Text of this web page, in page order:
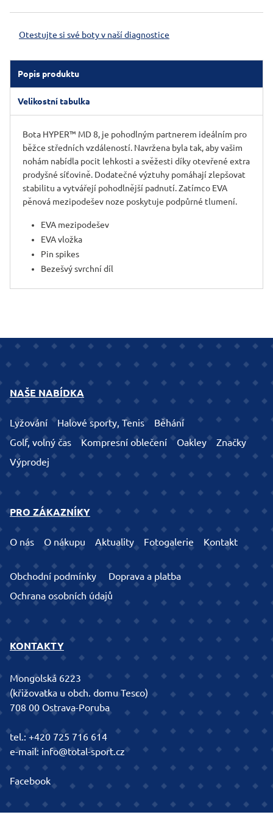
Otestujte si své boty v naší diagnostice
Popis produktu
Velikostní tabulka
Bota HYPER™ MD 8, je pohodlným partnerem ideálním pro
běžce středních vzdáleností. Navržena byla tak, aby vašim
nohám nabídla pocit lehkosti a svěžesti díky otevřené extra
prodyšné síťovině. Dodatečné výztuhy pomáhají zlepšovat
stabilitu a vytvářejí pohodlnější padnutí. Zatímco EVA
pěnová mezipodešev noze poskytuje podpůrné tlumení.
EVA mezipodešev
EVA vložka
Pin spikes
Bezešvý svrchní díl
NAŠE NABÍDKA
Lyžování Halové sporty, Tenis
Běhání
Golf, volný čas
Kompresní oblečení Oakley
Značky
Výprodej
PRO ZÁKAZNÍKY
O nás O nákupu Aktuality Fotogalerie Kontakt
Obchodní podmínky
Doprava a platba
Ochrana osobních údajů
KONTAKTY
Mongolská 6223
(křižovatka u obch. domu Tesco)
708 00 Ostrava-Poruba
tel.:+420 725 716 614
e-mail: info@total-sport.cz
Facebook